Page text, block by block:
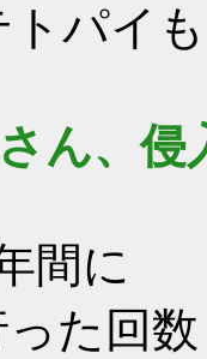
トパイ
ん、侵
間に
った回数